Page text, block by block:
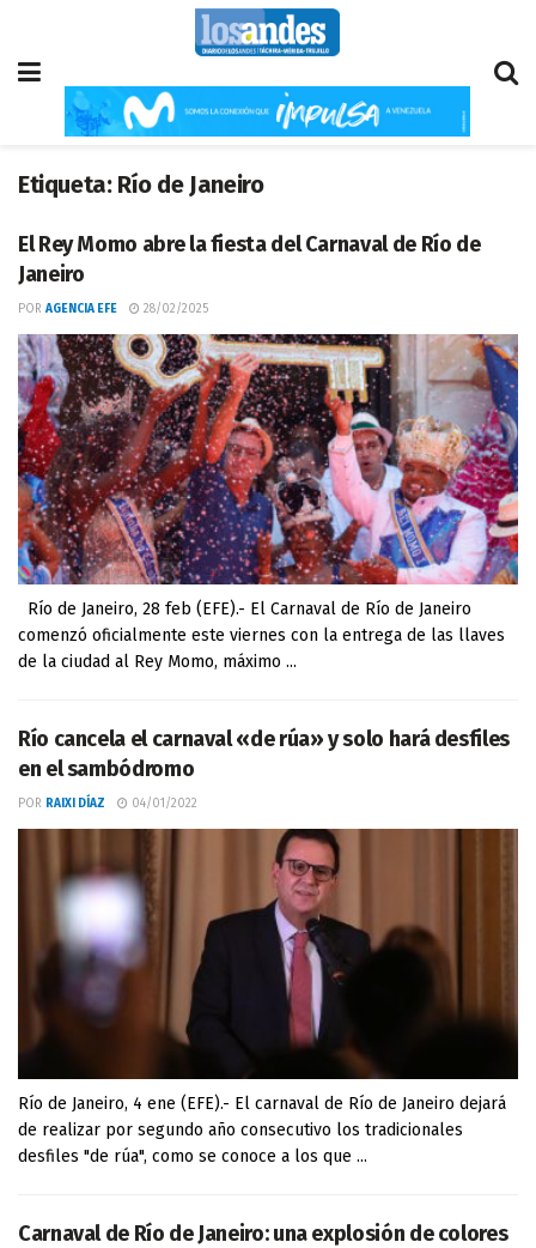
Etiqueta: Río de Janeiro
El Rey Momo abre la fiesta del Carnaval de Río de
Janeiro
POR AGENCIA EFE 28/02/2025
Río de Janeiro, 28 feb (EFE).- El Carnaval de Río de Janeiro
comenzó oficialmente este viernes con la entrega de las llaves
de la ciudad al Rey Momo, máximo ...
Río cancela el carnaval «de rúa» y solo hará desfiles
en el sambódromo
POR RAIXI DÍAZ 04/01/2022
Río de Janeiro, 4 ene (EFE).- El carnaval de Río de Janeiro dejará
de realizar por segundo año consecutivo los tradicionales
desfiles "de rúa", como se conoce a los que ...
Carnaval de Río de Janeiro: una explosión de colores